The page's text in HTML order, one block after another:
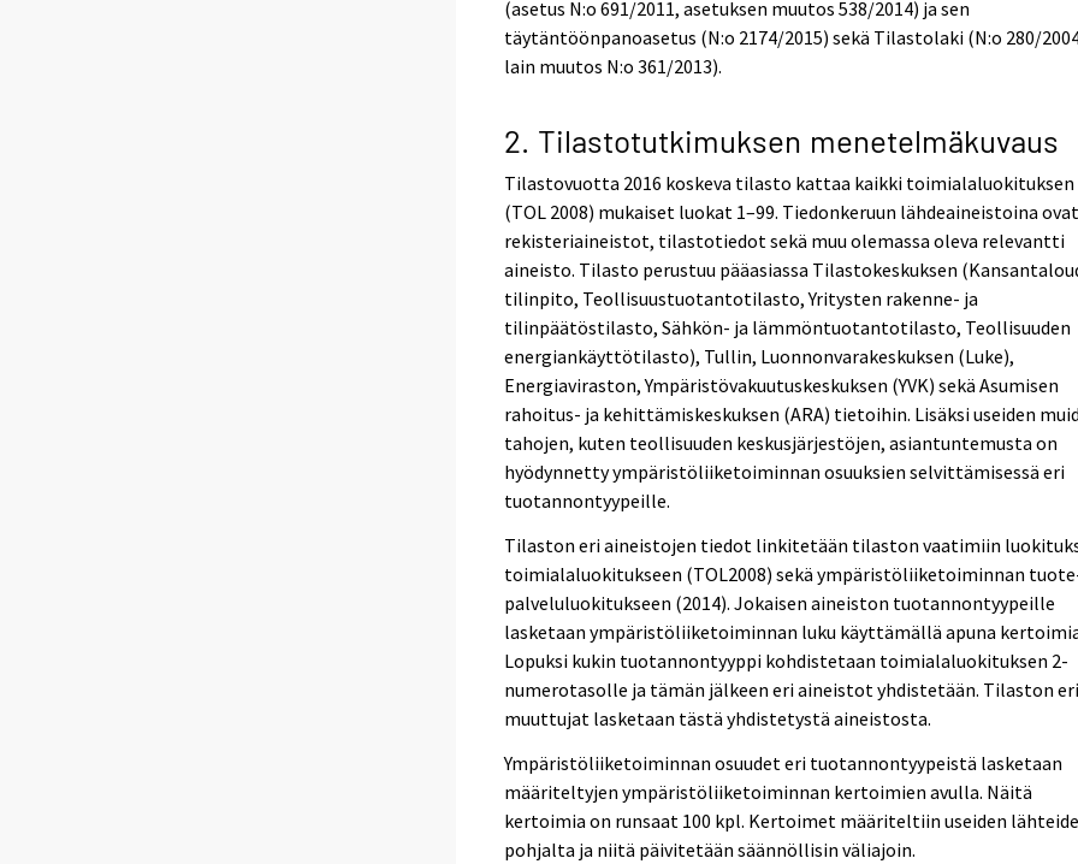
(asetus N:o 691/2011, asetuksen muutos 538/2014) ja sen
täytäntöönpanoasetus (N:o 2174/2015) sekä Tilastolaki (N:o 280/
lain muutos N:o 361/2013).
2. Tilastotutkimuksen menetelmäkuvaus
Tilastovuotta 2016 koskeva tilasto kattaa kaikki toimialaluokituksen
(TOL 2008) mukaiset luokat 1–99. Tiedonkeruun lähdeaineistoina ovat
rekisteriaineistot, tilastotiedot sekä muu olemassa oleva relevantti
aineisto. Tilasto perustuu pääasiassa Tilastokeskuksen
tilinpito, Teollisuustuotantotilasto, Yritysten rakenne- ja
tilinpäätöstilasto, Sähkön- ja lämmöntuotantotilasto, Teollisuuden
energiankäyttötilasto), Tullin, Luonnonvarakeskuksen (Luke),
Energiaviraston, Ympäristövakuutuskeskuksen (YVK) sekä Asumisen
rahoitus- ja kehittämiskeskuksen (ARA) tietoihin. Lisäksi useiden
tahojen, kuten teollisuuden keskusjärjestöjen, asiantuntemusta on
hyödynnetty ympäristöliiketoiminnan osuuksien selvittämisessä eri
tuotannontyypeille.
Tilaston eri aineistojen tiedot linkitetään tilaston vaatimiin
toimialaluokitukseen (TOL2008) sekä ympäristöliiketoiminnan
palveluluokitukseen (2014). Jokaisen aineiston tuotannontyypeille
lasketaan ympäristöliiketoiminnan luku käyttämällä apuna
Lopuksi kukin tuotannontyyppi kohdistetaan toimialaluokituksen 2-
numerotasolle ja tämän jälkeen eri aineistot yhdistetään. Tilaston eri
muuttujat lasketaan tästä yhdistetystä aineistosta.
Ympäristöliiketoiminnan osuudet eri tuotannontyypeistä lasketaan
määriteltyjen ympäristöliiketoiminnan kertoimien avulla. Näitä
kertoimia on runsaat 100 kpl. Kertoimet määriteltiin useiden
pohjalta ja niitä päivitetään säännöllisin väliajoin.